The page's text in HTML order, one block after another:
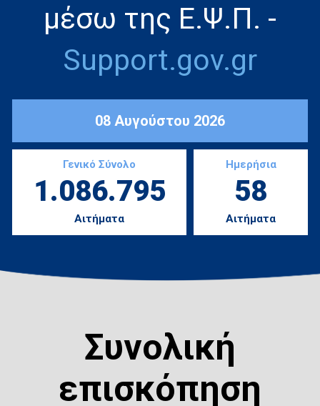
μέσω της Ε.Ψ.Π. -
Support.gov.gr
08 Αυγούστου 2026
Γενικό Σύνολο
1.086.795
Αιτήματα
Ημερήσια
58
Αιτήματα
Συνολική
επισκόπηση